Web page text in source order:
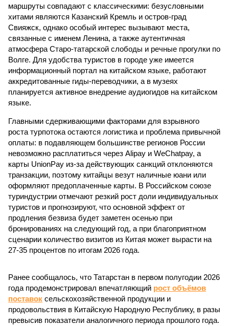
маршруты совпадают с классическими: безусловными
хитами являются Казанский Кремль и остров-град
Свияжск, однако особый интерес вызывают места,
связанные с именем Ленина, а также аутентичная
атмосфера Старо-татарской слободы и речные прогулки по
Волге. Для удобства туристов в городе уже имеется
информационный портал на китайском языке, работают
аккредитованные гиды-переводчики, а в музеях
планируется активное внедрение аудиогидов на китайском
языке.
Главными сдерживающими факторами для взрывного
роста турпотока остаются логистика и проблема привычной
оплаты: в подавляющем большинстве регионов России
невозможно расплатиться через Alipay и WeChatpay, а
карты UnionPay из-за действующих санкций отклоняются
транзакции, поэтому китайцы везут наличные юани или
оформляют предоплаченные карты. В Российском союзе
туриндустрии отмечают резкий рост доли индивидуальных
туристов и прогнозируют, что основной эффект от
продления безвиза будет заметен осенью при
бронированиях на следующий год, а при благоприятном
сценарии количество визитов из Китая может вырасти на
27-35 процентов по итогам 2026 года.
Ранее сообщалось, что Татарстан в первом полугодии 2026
года продемонстрировал впечатляющий рост объёмов
поставок сельскохозяйственной продукции и
продовольствия в Китайскую Народную Республику, в разы
превысив показатели аналогичного периода прошлого года.